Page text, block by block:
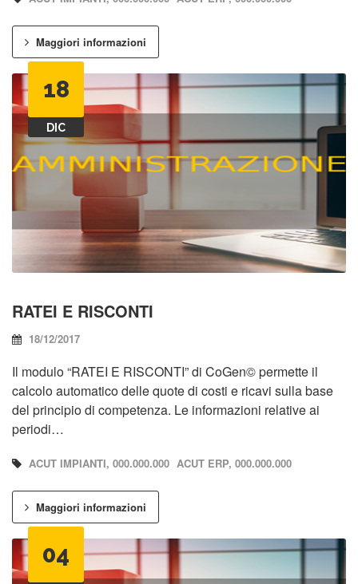
Maggiori informazioni
18
DIC
RATEI E RISCONTI
18/12/2017
Il modulo “RATEI E RISCONTI” di CoGen© permette il
calcolo automatico delle quote di costi e ricavi sulla base
del principio di competenza. Le informazioni relative ai
periodi…
ACUT IMPIANTI, 000.000.000 ACUT ERP, 000.000.000
Maggiori informazioni
04